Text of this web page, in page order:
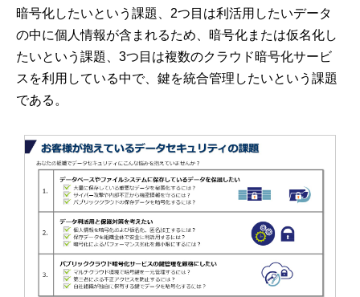
暗号化したいという課題、2つ目は利活用したいデータ
の中に個人情報が含まれるため、暗号化または仮名化し
たいという課題、3つ目は複数のクラウド暗号化サービ
スを利用している中で、鍵を統合管理したいという課題
である。